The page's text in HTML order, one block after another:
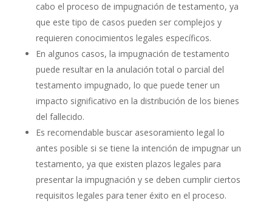
cabo el proceso de impugnación de testamento, ya
que este tipo de casos pueden ser complejos y
requieren conocimientos legales específicos.
En algunos casos, la impugnación de testamento
puede resultar en la anulación total o parcial del
testamento impugnado, lo que puede tener un
impacto significativo en la distribución de los bienes
del fallecido.
Es recomendable buscar asesoramiento legal lo
antes posible si se tiene la intención de impugnar un
testamento, ya que existen plazos legales para
presentar la impugnación y se deben cumplir ciertos
requisitos legales para tener éxito en el proceso.